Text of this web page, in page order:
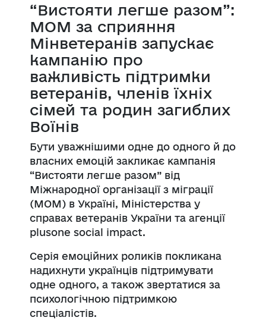
“Вистояти легше разом”:
МОМ за сприяння
Мінветеранів запускає
кампанію про
важливість підтримки
ветеранів, членів їхніх
сімей та родин загиблих
Воїнів
Бути уважнішими одне до одного й до
власних емоцій закликає кампанія
“Вистояти легше разом” від
Міжнародної організації з міграції
(МОМ) в Україні, Міністерства у
справах ветеранів України та агенції
plusone social impact.
Серія емоційних роликів покликана
надихнути українців підтримувати
одне одного, а також звертатися за
психологічною підтримкою
спеціалістів.